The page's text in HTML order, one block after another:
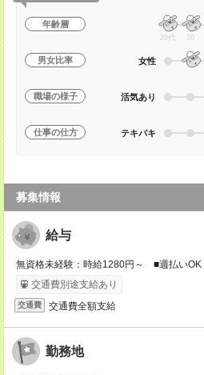
年齢層
20代 30
男女比率 女性
職場の様子 活気あり
仕事の仕方 テキパキ
募集情報
給与
無資格未経験：時給1280円～ ■週払い
交通費別途支給あり
交通費 交通費全額支給
勤務地